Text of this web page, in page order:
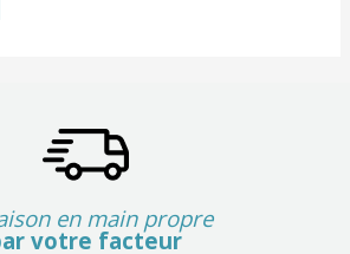
en main propre
votre facteur